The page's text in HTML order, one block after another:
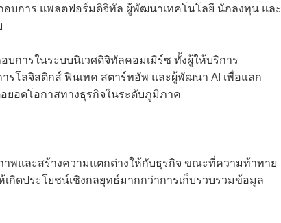
อบการ แพลตฟอร์มดิจิทัล ผู้พัฒนาเทคโนโลยี นักลงทุน และ
บการในระบบนิเวศดิจิทัลคอมเมิร์ซ ทั้งผู้ให้บริการ
รโลจิสติกส์ ฟินเทค สตาร์ทอัพ และผู้พัฒนา AI เพื่อแลก
ยอดโอกาสทางธุรกิจในระดับภูมิภาค
พและสร้างความแตกต่างให้กับธุรกิจ ขณะที่ความท้าทาย
ดประโยชน์เชิงกลยุทธ์มากกว่าการเก็บรวบรวมข้อมูล